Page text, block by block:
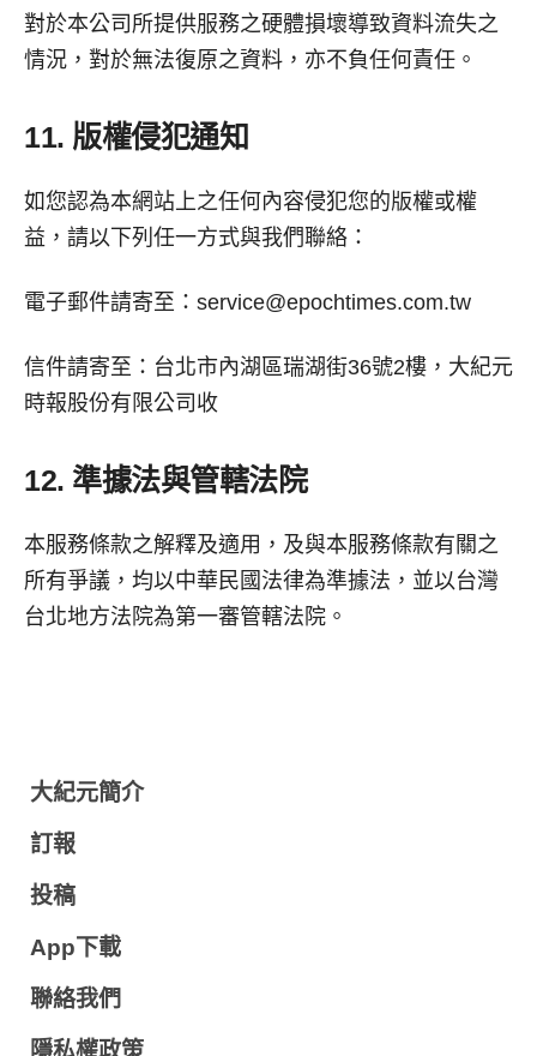
對於本公司所提供服務之硬體損壞導致資料流失之
情況，對於無法復原之資料，亦不負任何責任。
11. 版權侵犯通知
如您認為本網站上之任何內容侵犯您的版權或權
益，請以下列任一方式與我們聯絡：
電子郵件請寄至： service@epochtimes.com.tw
信件請寄至：台北市內湖區瑞湖街36號2樓，大紀元
時報股份有限公司收
12. 準據法與管轄法院
本服務條款之解釋及適用，及與本服務條款有關之
所有爭議，均以中華民國法律為準據法，並以台灣
台北地方法院為第一審管轄法院。
大紀元簡介
訂報
投稿
App下載
聯絡我們
隱私權政策